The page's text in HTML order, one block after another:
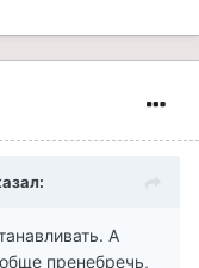
А
пренебречь,